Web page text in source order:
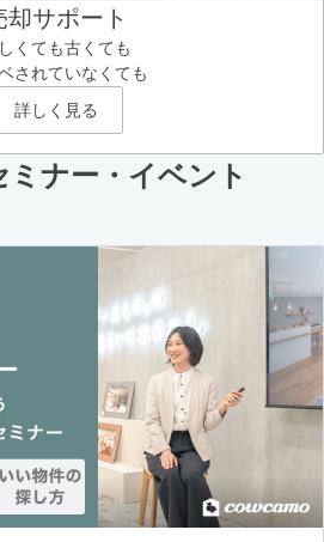
却サポート
くても古くても
されていなくても
詳しく見る
ミナー・イベント